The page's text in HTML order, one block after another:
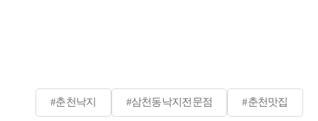
#춘천낙지 #삼천동낙지전문점 #춘천맛집